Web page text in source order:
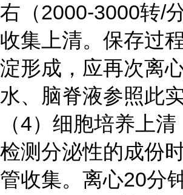
右（2000-3000转/
收集上清。保存过
淀形成，应再次离
水、脑脊液参照此实
（4）细胞培养上清
检测分泌性的成份
管收集。离心20分